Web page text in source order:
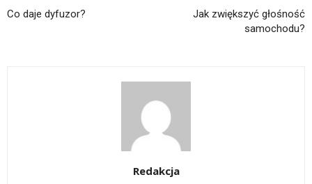
Co daje dyfuzor?
Jak zwiększyć głośność
samochodu?
Redakcja